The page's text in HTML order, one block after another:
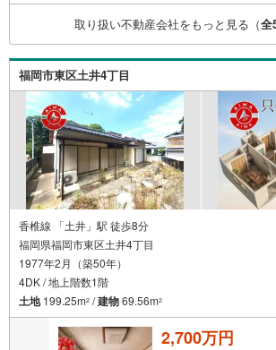
いたします。まずは『見るだけ』『ロ
大歓迎。お客様のペースを最優先し、
いません。お客様のライフスタイルに
い探しをお手伝いいたします。まずは
せくださいませ。
取り扱い不動産会社をもっと見る（全
福岡市東区土井4丁目
香椎線 「土井」駅 徒歩8分
福岡県福岡市東区土井4丁目
1977年2月（築50年）
4DK / 地上階数1階
土地199.25m2 /建物69.56m2
2,700万円